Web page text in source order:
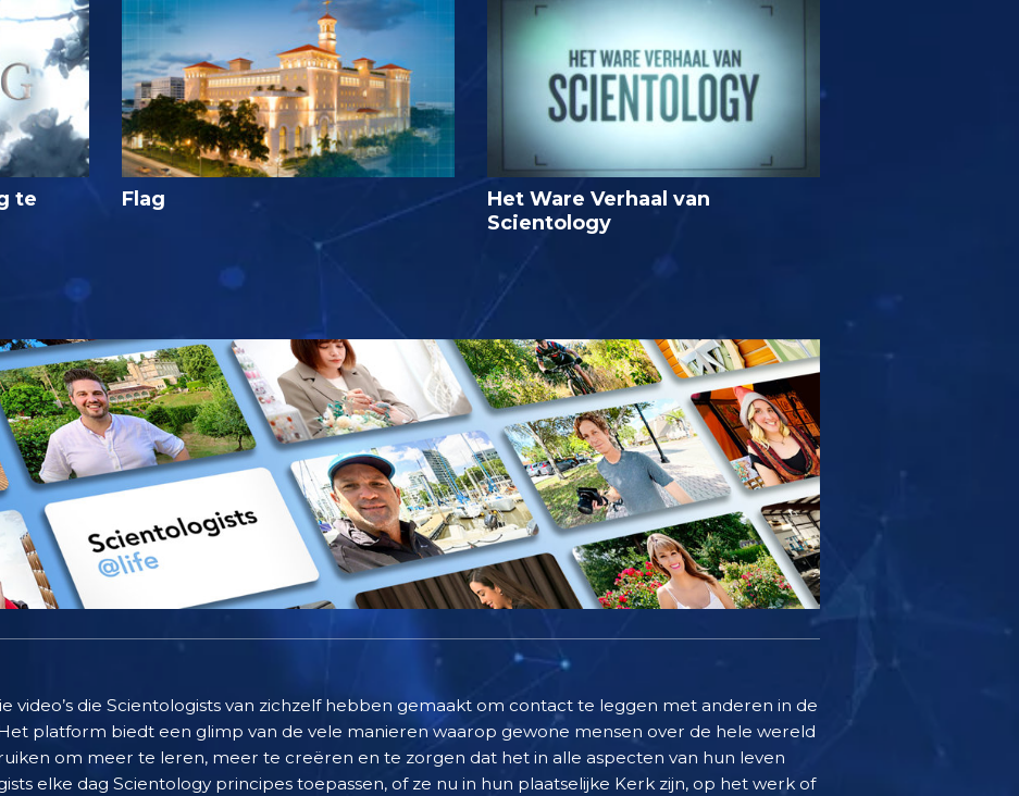
te
Flag
Het Ware Verhaal van
Scientology
video’s die Scientologists van zichzelf hebben gemaakt om contact te leggen met anderen in de
platform biedt een glimp van de vele manieren waarop gewone mensen over de hele wereld
om meer te leren, meer te creëren en te zorgen dat het in alle aspecten van hun leven
elke dag Scientology principes toepassen, of ze nu in hun plaatselijke Kerk zijn, op het werk of